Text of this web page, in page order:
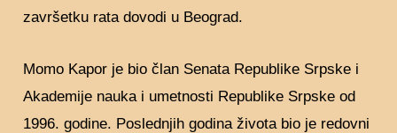
završetku rata dovodi u Beograd.
Momo Kapor je bio član Senata Republike Srpske i
Akademije nauka i umetnosti Republike Srpske od
1996. godine. Poslednjih godina života bio je redovni